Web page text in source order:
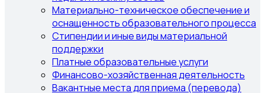
Материально-техническое обеспечение и
оснащенность образовательного процесса
Стипендии и иные виды материальной
поддержки
Платные образовательные услуги
Финансово-хозяйственная деятельность
Вакантные места для приема (перевода)